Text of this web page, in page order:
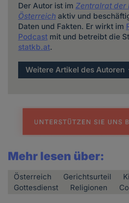
Der Autor ist im Zentralrat der
Österreich aktiv und
Daten und Fakten. Er wirkt im
Podcastmit und betreibt die
statkb.at.
Weitere Artikel des Autoren
Mehr lesen über:
Österreich Gerichtsurteil
Gottesdienst
Religionen